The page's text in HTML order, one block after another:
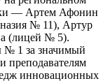
— Артем Афонин
№ 11), Артур
(лицей № 5).
№ 1 за значимый
инновационных